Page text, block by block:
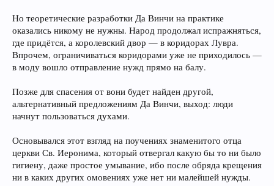
Но теоретические разработки Да Винчи на практике
оказались никому не нужны. Народ продолжал испражняться,
где придётся, а королевский двор — в коридорах Лувра.
Впрочем, ограничиваться коридорами уже не приходилось —
в моду вошло отправление нужд прямо на балу.
Позже для спасения от вони будет найден другой,
альтернативный предложениям Да Винчи, выход: люди
начнут пользоваться духами.
Основывался этот взгляд на поучениях знаменитого отца
церкви Св. Иеронима, который отвергал какую бы то ни было
гигиену, даже простое умывание, ибо после обряда крещения
ни в каких других омовениях уже нет ни малейшей нужды.